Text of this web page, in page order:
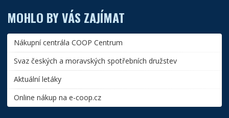
MOHLO BY VÁS ZAJÍMAT
Nákupní centrála COOP Centrum
Svaz českých a moravských spotřebních družstev
Aktuální letáky
Online nákup na e-coop.cz